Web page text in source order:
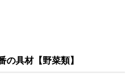
の具材【野菜類】